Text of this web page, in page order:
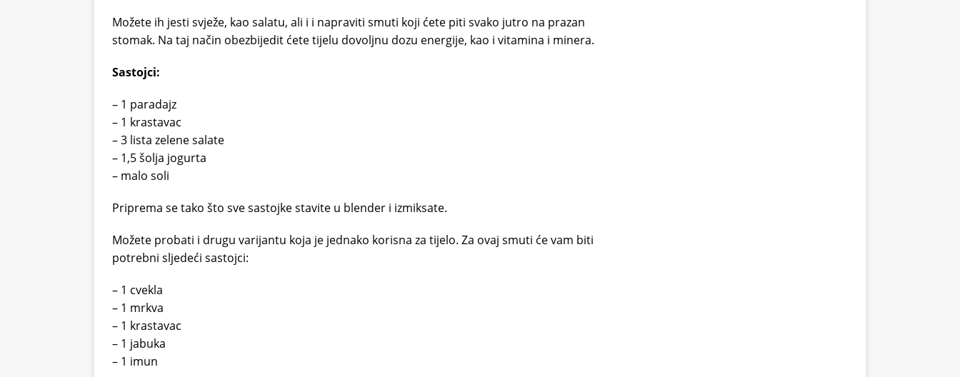
Možete ih jesti svježe, kao salatu, ali i i napraviti smuti koji ćete piti svako jutro na prazan
stomak. Na taj način obezbijedit ćete tijelu dovoljnu dozu energije, kao i vitamina i minera.
Sastojci:
– 1 paradajz
– 1 krastavac
– 3 lista zelene salate
– 1,5 šolja jogurta
– malo soli
Priprema se tako što sve sastojke stavite u blender i izmiksate.
Možete probati i drugu varijantu koja je jednako korisna za tijelo. Za ovaj smuti će vam biti
potrebni sljedeći sastojci:
– 1 cvekla
– 1 mrkva
– 1 krastavac
– 1 jabuka
– 1 imun